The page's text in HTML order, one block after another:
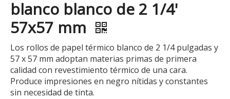
blanco blanco de 2 1/4'
57x57 mm
Los rollos de papel térmico blanco de 2 1/4 pulgadas y
57 x 57 mm adoptan materias primas de primera
calidad con revestimiento térmico de una cara.
Produce impresiones en negro nítidas y constantes
sin necesidad de tinta.